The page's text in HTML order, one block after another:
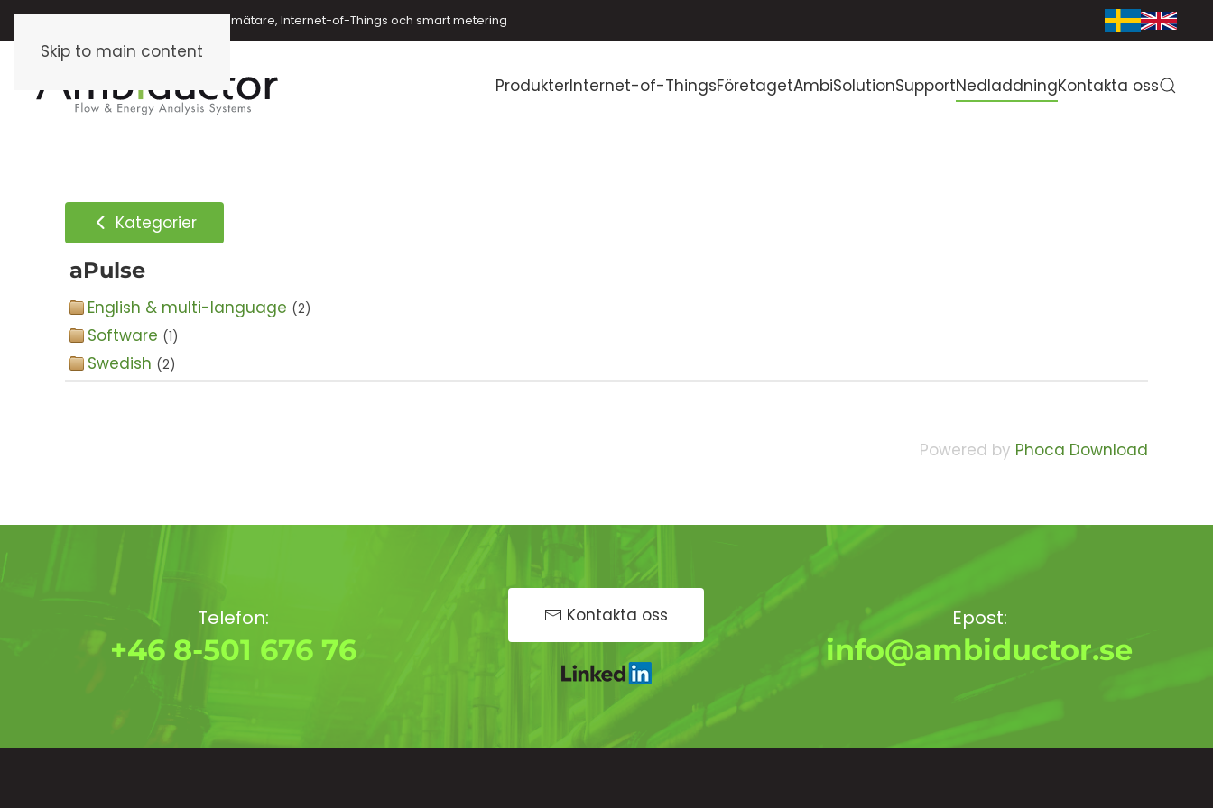
Skip to main content
Energimätare, vattenmätare, oljemätare, Internet-of-Things och smart metering
ProdukterInternet-of-ThingsFöretagetAmbiSolutionSupportNedladdningKontakta oss
Kategorier
aPulse
English & multi-language (2)
Software (1)
Swedish (2)
Powered by Phoca Download
Telefon:
+46 8-501 676 76
Kontakta oss Epost:
info@ambiductor.se